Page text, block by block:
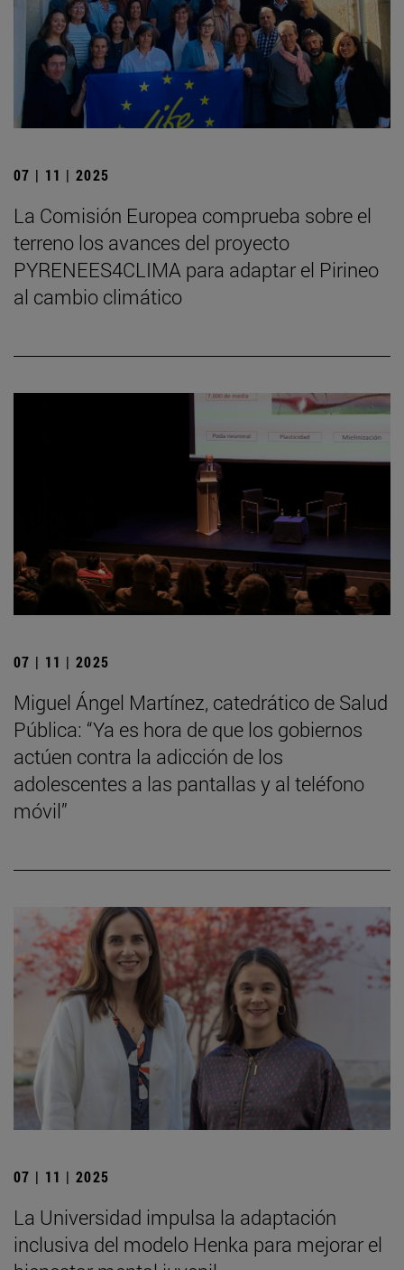
07 | 11 | 2025
La Comisión Europea comprueba sobre el
terreno los avances del proyecto
PYRENEES4CLIMA para adaptar el Pirineo
al cambio climático
07 | 11 | 2025
Miguel Ángel Martínez, catedrático de Salud
Pública: “Ya es hora de que los gobiernos
actúen contra la adicción de los
adolescentes a las pantallas y al teléfono
móvil”
07 | 11 | 2025
La Universidad impulsa la adaptación
inclusiva del modelo Henka para mejorar el